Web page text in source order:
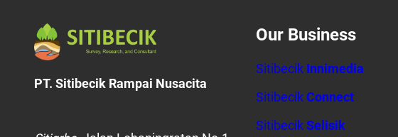
PT. Sitibecik Rampai Nusacita
Our Business
Sitibecik Innimedia
Sitibecik Connect
Sitibecik Selisik